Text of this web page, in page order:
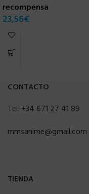
recompensa
23,56€
CONTACTO
Tel: +34 671 27 41 89
mmsanime@gmail.com
TIENDA